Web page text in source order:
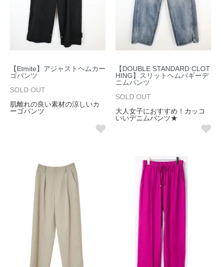
【Etmite】アジャストヘムカー
ゴパンツ
SOLD OUT
肌離れの良い素材の涼しいカ
ーゴパンツ
【DOUBLE STANDARD CLOT
HING】スリットヘムバギーデ
ニムパンツ
SOLD OUT
大人女子におすすめ！カッコ
いいデニムパンツ★